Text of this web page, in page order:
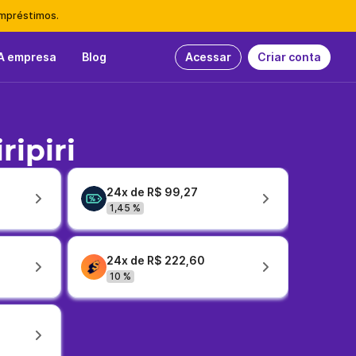
empresa Blog Acessar Criar conta
24x de R$ 99,27
1,45 %
24x de R$ 222,60
10 %